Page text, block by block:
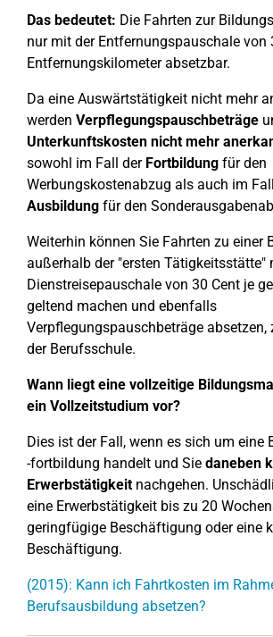
Das bedeutet: Die Fahrten zur
nur mit der Entfernungspauschale von
Entfernungskilometer absetzbar.
Da eine Auswärtstätigkeit nicht mehr
werden Verpflegungspauschbeträge
Unterkunftskosten nicht mehr
sowohl im Fall der Fortbildung für den
Werbungskostenabzug als auch im
Ausbildung für den
Weiterhin können Sie Fahrten zu einer
außerhalb der "ersten Tätigkeitsstätte"
Dienstreisepauschale von 30 Cent je
geltend machen und ebenfalls
Verpflegungspauschbeträge absetzen,
der Berufsschule.
Wann liegt eine vollzeitige
ein Vollzeitstudium vor?
Dies ist der Fall, wenn es sich um eine
-fortbildung handelt und Sie daneben
Erwerbstätigkeitnachgehen.
eine Erwerbstätigkeit bis zu 20
geringfügige Beschäftigung oder eine
Beschäftigung.
(2015): Kann ich Fahrtkosten im
Berufsausbildung absetzen?